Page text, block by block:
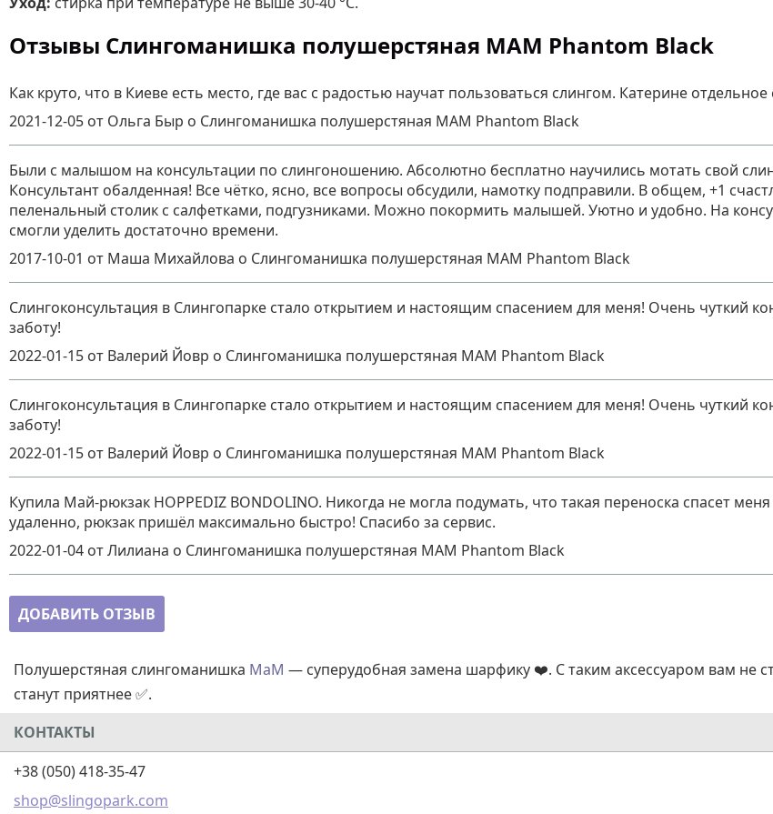
Отзывы Слингоманишка полушерстяная MAM Phantom Black
Как круто, что в Киеве есть место, где вас с радостью научат пользоваться слингом. Катерине
2021-12-05 от Ольга Быр о Слингоманишка полушерстяная MAM Phantom Black
Были с малышом на консультации по слингоношению. Абсолютно бесплатно научились мотать свой
Консультант обалденная! Все чётко, ясно, все вопросы обсудили, намотку подправили. В общем, +1
пеленальный столик с салфетками, подгузниками. Можно покормить малышей. Уютно и удобно. На
смогли уделить достаточно времени.
2017-10-01 от Маша Михайлова о Слингоманишка полушерстяная MAM Phantom Black
Слингоконсультация в Слингопарке стало открытием и настоящим спасением для меня! Очень чуткий
заботу!
2022-01-15 от Валерий Йовр о Слингоманишка полушерстяная MAM Phantom Black
Слингоконсультация в Слингопарке стало открытием и настоящим спасением для меня! Очень чуткий
заботу!
2022-01-15 от Валерий Йовр о Слингоманишка полушерстяная MAM Phantom Black
Купила Май-рюкзак HOPPEDIZ BONDOLINO. Никогда не могла подумать, что такая переноска спасет
удаленно, рюкзак пришёл максимально быстро! Спасибо за сервис.
2022-01-04 от Лилиана о Слингоманишка полушерстяная MAM Phantom Black
ДОБАВИТЬ ОТЗЫВ
Полушерстяная слингоманишка MaM — суперудобная замена шарфику ❤️. С таким аксессуаром вам не
станут приятнее ✅.
КОНТАКТЫ
+38 (050) 418-35-47
shop@slingopark.com